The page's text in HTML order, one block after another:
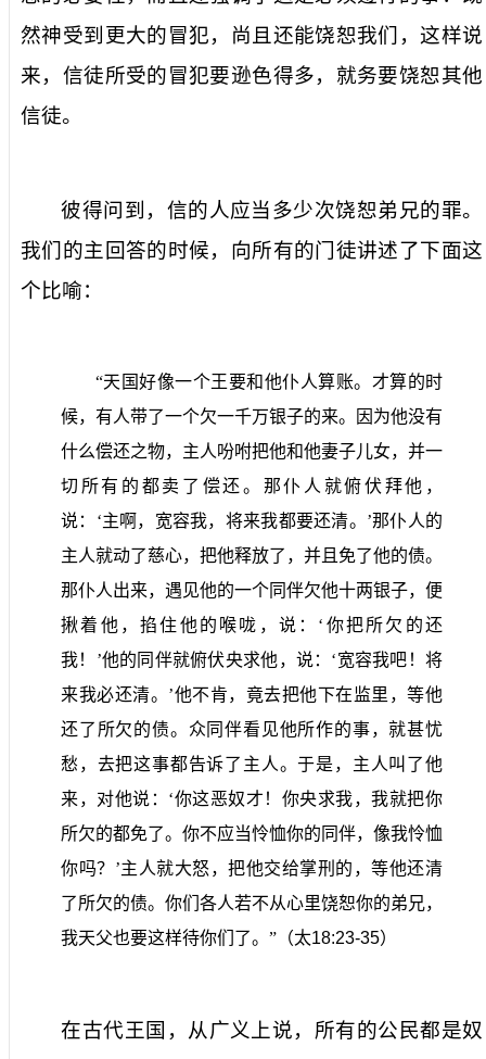
然神受到更大的冒犯，尚且还能饶恕我们，这样说
来，信徒所受的冒犯要逊色得多，就务要饶恕其他
信徒。
彼得问到，信的人应当多少次饶恕弟兄的罪。
我们的主回答的时候，向所有的门徒讲述了下面这
个比喻：
“天国好像一个王要和他仆人算账。才算的时
候，有人带了一个欠一千万银子的来。因为他没有
什么偿还之物，主人吩咐把他和他妻子儿女，并一
切所有的都卖了偿还。那仆人就俯伏拜他，
说：‘主啊，宽容我，将来我都要还清。’那仆人的
主人就动了慈心，把他释放了，并且免了他的债。
那仆人出来，遇见他的一个同伴欠他十两银子，便
揪着他，掐住他的喉咙，说：‘你把所欠的还
我！’他的同伴就俯伏央求他，说：‘宽容我吧！将
来我必还清。’他不肯，竟去把他下在监里，等他
还了所欠的债。众同伴看见他所作的事，就甚忧
愁，去把这事都告诉了主人。于是，主人叫了他
来，对他说：‘你这恶奴才！你央求我，我就把你
所欠的都免了。你不应当怜恤你的同伴，像我怜恤
你吗？’主人就大怒，把他交给掌刑的，等他还清
了所欠的债。你们各人若不从心里饶恕你的弟兄，
我天父也要这样待你们了。”（太18:23-35）
在古代王国，从广义上说，所有的公民都是奴